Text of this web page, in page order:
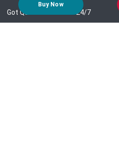
Buy Now
Got Question? Call us 24/7